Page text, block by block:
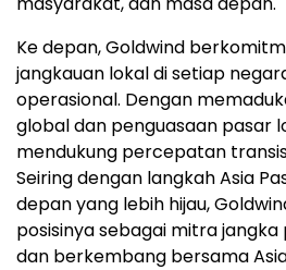
Ke depan, Goldwind
jangkauan lokal di setiap
operasional. Dengan
global dan penguasaan pasar
mendukung percepatan
Seiring dengan langkah Asia
depan yang lebih hijau,
posisinya sebagai mitra
dan berkembang bersama